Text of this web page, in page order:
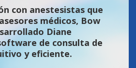
con anestesistas que
médicos, Bow
Diane
de consulta de
y eficiente.